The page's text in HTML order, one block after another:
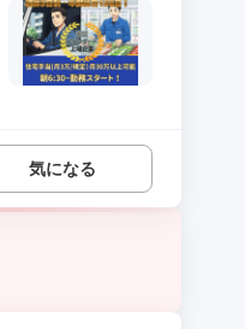
気になる